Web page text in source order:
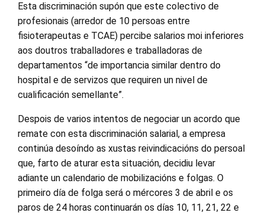
Esta discriminación supón que este colectivo de
profesionais (arredor de 10 persoas entre
fisioterapeutas e TCAE) percibe salarios moi inferiores
aos doutros traballadores e traballadoras de
departamentos “de importancia similar dentro do
hospital e de servizos que requiren un nivel de
cualificación semellante”.
Despois de varios intentos de negociar un acordo que
remate con esta discriminación salarial, a empresa
continúa desoíndo as xustas reivindicacións do persoal
que, farto de aturar esta situación, decidiu levar
adiante un calendario de mobilizacións e folgas. O
primeiro día de folga será o mércores 3 de abril e os
paros de 24 horas continuarán os días 10, 11, 21, 22 e